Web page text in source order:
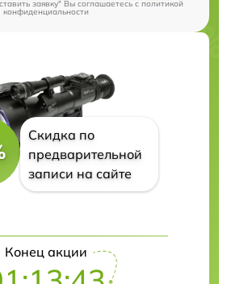
заявку" Вы соглашаетесь cполитикой
конфиденциальности
Скидка по
предварительной
записи на сайте
Конец акции